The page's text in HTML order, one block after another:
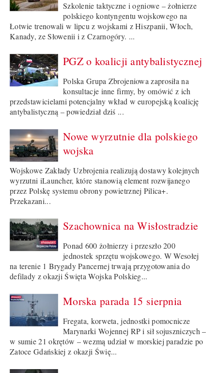
Szkolenie taktyczne i ogniowe – żołnierze
polskiego kontyngentu wojskowego na
Łotwie trenowali w lipcu z wojskami z Hiszpanii, Włoch,
Kanady, ze Słowenii i z Czarnogóry. ...
PGZ o koalicji antybalistycznej
Polska Grupa Zbrojeniowa zaprosiła na
konsultacje inne firmy, by omówić z ich
przedstawicielami potencjalny wkład w europejską koalicję
antybalistyczną – powiedział dziś ...
Nowe wyrzutnie dla polskiego
wojska
Wojskowe Zakłady Uzbrojenia realizują dostawy kolejnych
wyrzutni iLauncher, które stanowią element rozwijanego
przez Polskę systemu obrony powietrznej Pilica+.
Przekazani...
Szachownica na Wisłostradzie
Ponad 600 żołnierzy i przeszło 200
jednostek sprzętu wojskowego. W Wesołej
na terenie 1 Brygady Pancernej trwają przygotowania do
defilady z okazji Święta Wojska Polskieg...
Morska parada 15 sierpnia
Fregata, korweta, jednostki pomocnicze
Marynarki Wojennej RP i sił sojuszniczych –
w sumie 21 okrętów – wezmą udział w morskiej paradzie po
Zatoce Gdańskiej z okazji Świę...